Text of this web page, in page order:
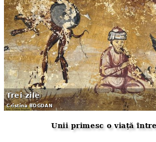
Trei zile
Cristina BOGDAN
Unii primesc o viață